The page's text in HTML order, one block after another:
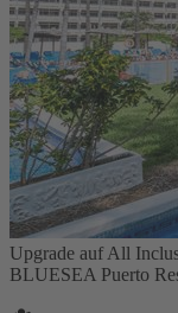
Upgrade auf All
BLUESEA Puerto